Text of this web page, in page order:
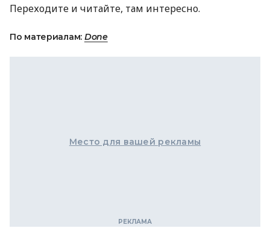
Переходите и читайте, там интересно.
По материалам: Done
Место для вашей рекламы